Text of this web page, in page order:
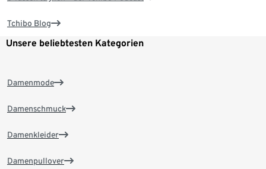
Tchibo Blog
Unsere beliebtesten Kategorien
Damenmode
Damenschmuck
Damenkleider
Damenpullover